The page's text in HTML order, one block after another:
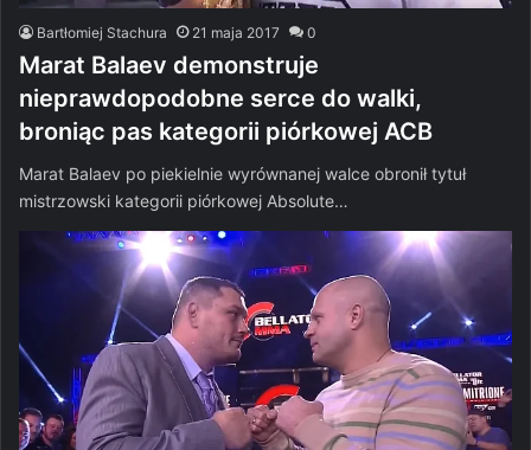
Bartłomiej Stachura 21 maja 2017 0
Marat Balaev demonstruje
nieprawdopodobne serce do walki,
broniąc pas kategorii piórkowej ACB
Marat Balaev po piekielnie wyrównanej walce obronił tytuł
mistrzowski kategorii piórkowej Absolute…